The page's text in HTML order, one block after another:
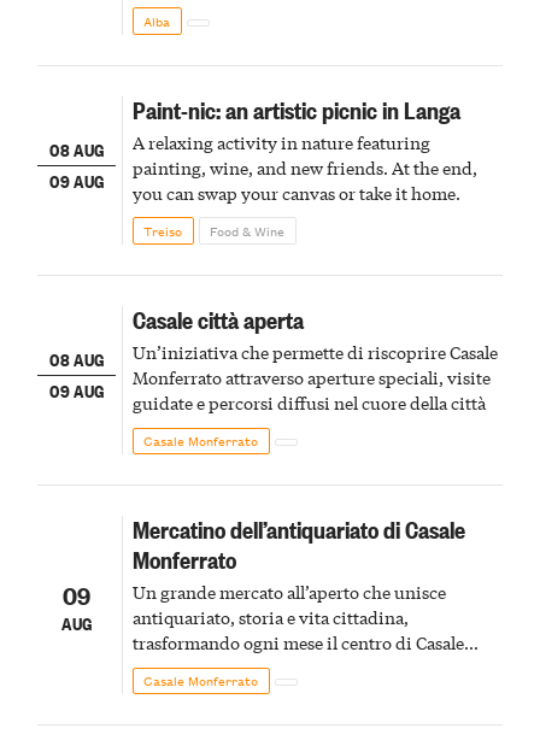
Alba
08 AUG
09 AUG
Paint-nic: an artistic picnic in Langa
A relaxing activity in nature featuring
painting, wine, and new friends. At the end,
you can swap your canvas or take it home.
Treiso Food & Wine
08 AUG
09 AUG
Casale città aperta
Un’iniziativa che permette di riscoprire Casale
Monferrato attraverso aperture speciali, visite
guidate e percorsi diffusi nel cuore della città
Casale Monferrato
09
AUG
Mercatino dell’antiquariato di Casale
Monferrato
Un grande mercato all’aperto che unisce
antiquariato, storia e vita cittadina,
trasformando ogni mese il centro di Casale
Monferrato in un luogo di scoperta e racconto
Casale Monferrato